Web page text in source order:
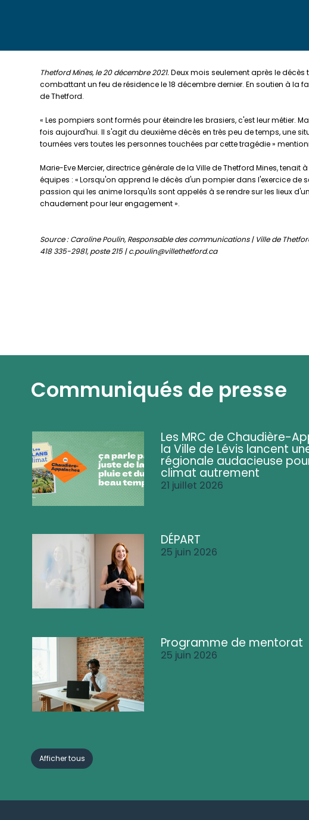
Thetford Mines, le 20 décembre 2021. Deux mois seulement après le
combattant un feu de résidence le 18 décembre dernier. En soutien à la
de Thetford.
« Les pompiers sont formés pour éteindre les brasiers, c'est leur
fois aujourd'hui. Il s'agit du deuxième décès en très peu de temps, une
tournées vers toutes les personnes touchées par cette tragédie »
Marie-Eve Mercier, directrice générale de la Ville de Thetford Mines,
équipes : « Lorsqu'on apprend le décès d'un pompier dans l'exercice de
passion qui les anime lorsqu'ils sont appelés à se rendre sur les lieux
chaudement pour leur engagement ».
Source : Caroline Poulin, Responsable des communications | Ville de
418 335-2981, poste 215 | c.poulin@villethetford.ca
Communiqués de presse
Les MRC de Chaudière-
la Ville de Lévis lancent
régionale audacieuse
climat autrement
21 juillet 2026
DÉPART
25 juin 2026
Programme de mentorat
25 juin 2026
Afficher tous